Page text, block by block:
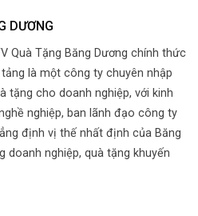
DƯƠNG
Quà Tặng Băng Dương chính thức
là một công ty chuyên nhập
tặng cho doanh nghiệp, với kinh
nghiệp, ban lãnh đạo công ty
định vị thế nhất định của Băng
doanh nghiệp, quà tặng khuyến